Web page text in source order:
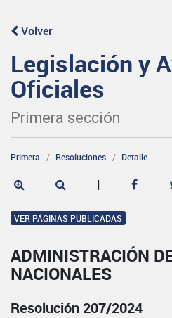
Volver
Legislación y
Oficiales
Primera sección
Primera Resoluciones Detalle
|
VER PÁGINAS PUBLICADAS
ADMINISTRACIÓN
NACIONALES
Resolución 207/2024